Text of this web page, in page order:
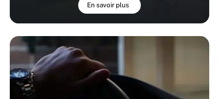
En savoir plus